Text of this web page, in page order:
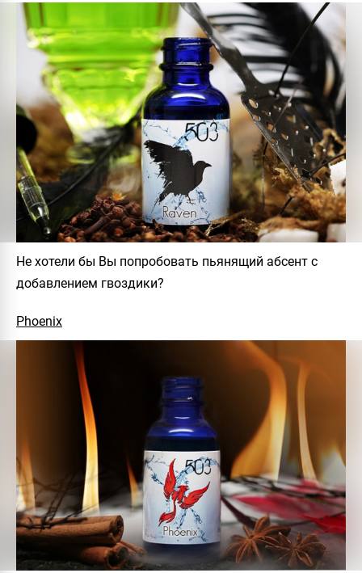
Не хотели бы Вы попробовать пьянящий абсент с
добавлением гвоздики?
Phoenix